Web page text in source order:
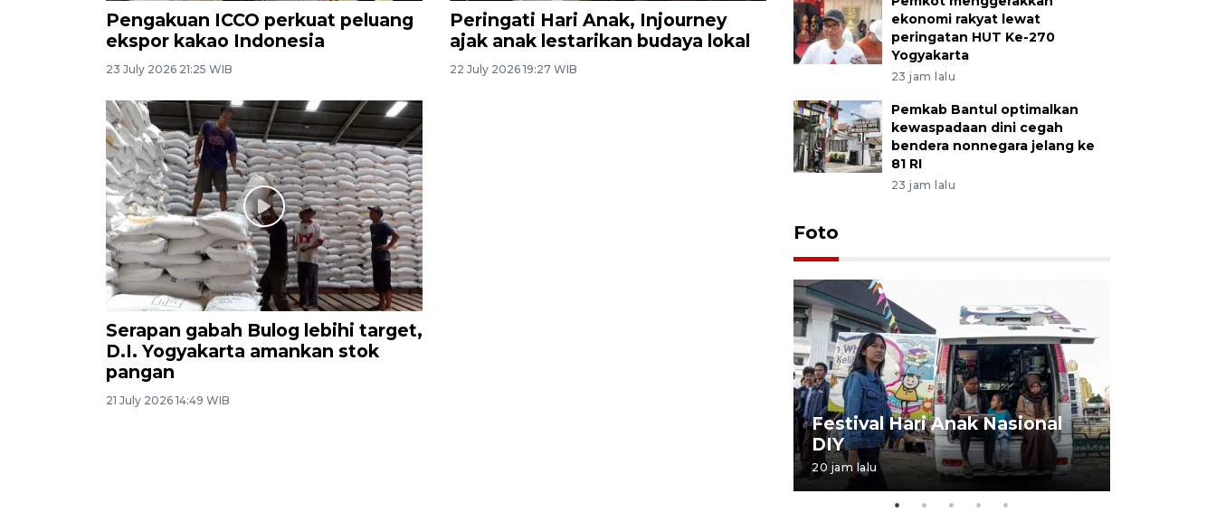
Pengakuan ICCO perkuat peluang
ekspor kakao Indonesia
23 July 2026 21:25 WIB
Peringati Hari Anak, Injourney
ajak anak lestarikan budaya lokal
22 July 2026 19:27 WIB
Serapan gabah Bulog lebihi target,
D.I. Yogyakarta amankan stok
pangan
21 July 2026 14:49 WIB
ekonomi rakyat lewat
peringatan HUT Ke-270
Yogyakarta
23 jam lalu
Pemkab Bantul optimalkan
kewaspadaan dini cegah
bendera nonnegara jelang ke
81 RI
23 jam lalu
Foto
Festival Hari Anak Nasional
DIY
20 jam lalu